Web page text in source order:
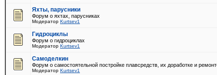
Яхты, парусники
Форум о яхтах, парусниках
Модератор Kurtsev1
Гидроциклы
Форум о гидроциклах
Модератор Kurtsev1
Самоделкин
Форум о самостоятельной постройке плавсредств, их доработке и
Модератор Kurtsev1